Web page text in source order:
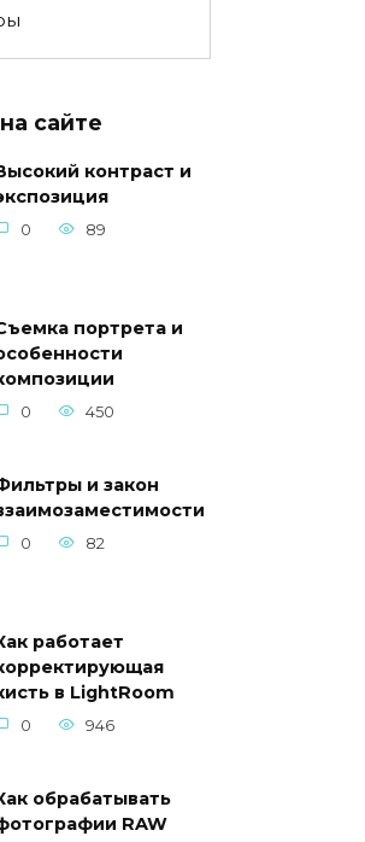
сайте
контраст и
0 89
портрета и
0 450
и закон
0 82
работает
в LightRoom
0 946
обрабатывать
RAW